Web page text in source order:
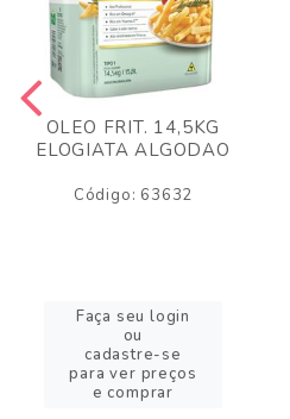
OLEO FRIT. 14,5KG
ELOGIATA ALGODAO
Código: 63632
Faça seu login
ou
cadastre-se
para ver preços
e comprar